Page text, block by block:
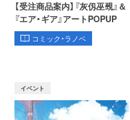
【受注商品案内】『灰仭巫覡』＆
『エア・ギア』アートPOPUP
コミック・ラノベ
イベント